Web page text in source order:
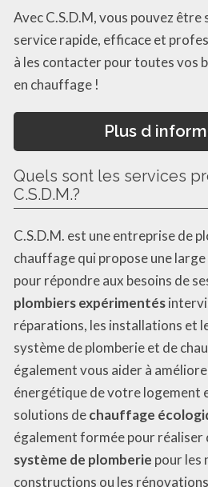
Avec C.S.D.M, vous pouvez être
service rapide, efficace et
à les contacter pour toutes vos
en chauffage !
Plus d
Quels sont les services
C.S.D.M.?
C.S.D.M. est une entreprise de
chauffage qui propose une
pour répondre aux besoins de
plombiers expérimentés
réparations, les installations et
système de plomberie et de
également vous aider à
énergétique de votre logement
solutions dechauffage
également formée pour réaliser
système de plomberie pour les
constructions ou les